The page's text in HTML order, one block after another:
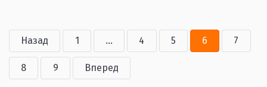
Назад 1 ... 4 5 6 7
8 9 Вперед